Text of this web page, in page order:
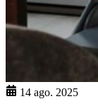
14 ago. 2025